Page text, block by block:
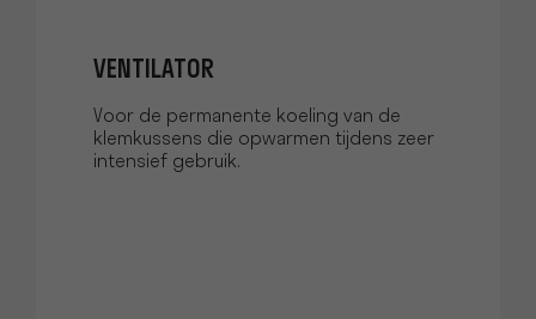
VENTILATOR
Voor de permanente koeling van de
klemkussens die opwarmen tijdens zeer
intensief gebruik.